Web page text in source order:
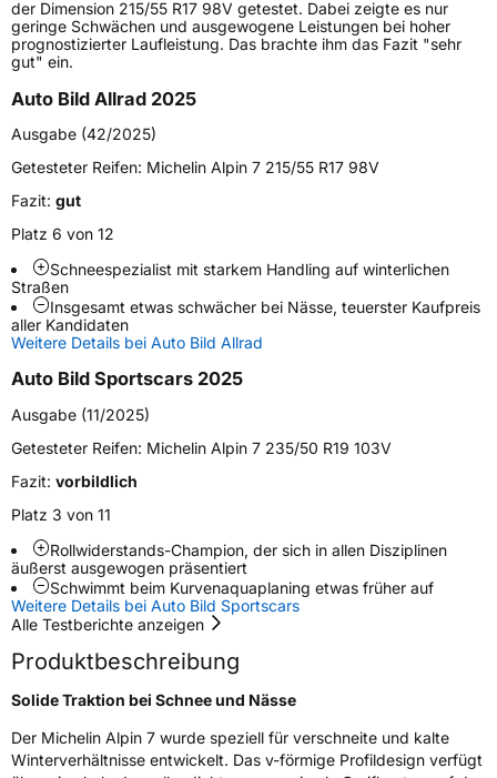
Gewicht (in kg)11,826 kg
FahrzeugtypPKW
VerwendungWinterreifen
Modellname
FahrzeugartPKW & SUV
Weitere Eigenschaften
SchlauchtypTL
ZustandNeureifen
M+SJa
VerstärktXL
EU Label
EffizienzB
Rollgeräusch (Klasse)
Rollgeräusch (dB)71
der Dimension 215/55 R17 98V getestet. Dabei zeigte es nur
geringe Schwächen und ausgewogene Leistungen bei hoher
prognostizierter Laufleistung. Das brachte ihm das Fazit "sehr
gut" ein.
Auto Bild Allrad 2025
Ausgabe (42/2025)
Getesteter Reifen: Michelin Alpin 7 215/55 R17 98V
Fazit: gut
Platz 6 von 12
Schneespezialist mit starkem Handling auf winterlichen
Straßen
Insgesamt etwas schwächer bei Nässe, teuerster Kaufpreis
aller Kandidaten
Weitere Details bei Auto Bild Allrad
Auto Bild Sportscars 2025
Ausgabe (11/2025)
Getesteter Reifen: Michelin Alpin 7 235/50 R19 103V
Fazit: vorbildlich
Platz 3 von 11
Rollwiderstands-Champion, der sich in allen Disziplinen
äußerst ausgewogen präsentiert
Schwimmt beim Kurvenaquaplaning etwas früher auf
Weitere Details bei Auto Bild Sportscars
Alle Testberichte anzeigen
Produktbeschreibung
Solide Traktion bei Schnee und Nässe
Der Michelin Alpin 7 wurde speziell für verschneite und kalte
Winterverhältnisse entwickelt. Das v-förmige Profildesign verfügt